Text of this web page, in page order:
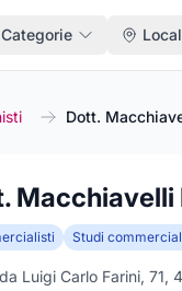
Categorie
Dott.
Macchiavelli
Studi
Luigi Carlo Farini, 71,